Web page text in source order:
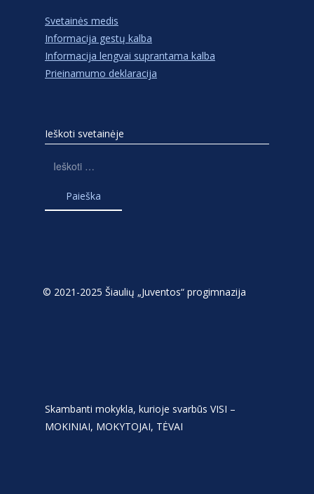
Svetainės medis
Informacija gestų kalba
Informacija lengvai suprantama kalba
Prieinamumo deklaracija
Ieškoti svetainėje
© 2021-2025 Šiaulių „Juventos“ progimnazija
Skambanti mokykla, kurioje svarbūs VISI –
MOKINIAI, MOKYTOJAI, TĖVAI